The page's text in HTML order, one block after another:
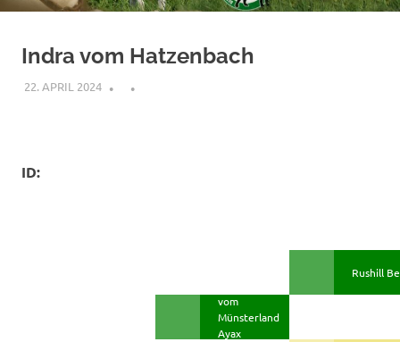
Indra vom Hatzenbach
22. APRIL 2024
ID:
vom
Münsterland
Ayax
Rushill